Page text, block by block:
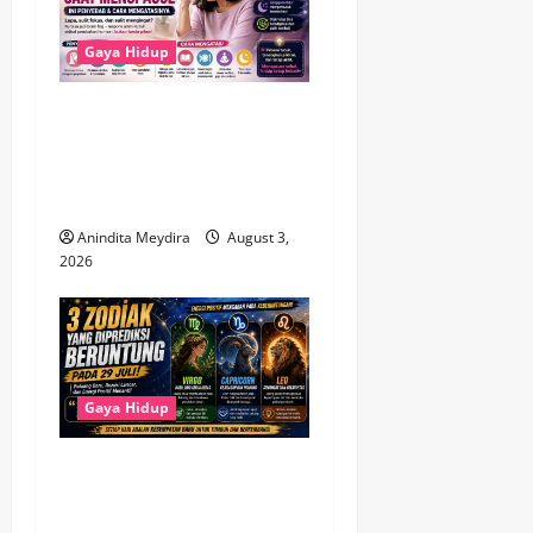
Gaya Hidup
Anindita Meydira
August 3,
2026
Gaya Hidup